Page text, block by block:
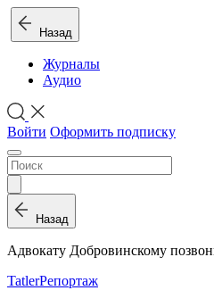
Назад
Журналы
Аудио
Войти Оформить подписку
Назад
Адвокату Добровинскому
TatlerРепортаж